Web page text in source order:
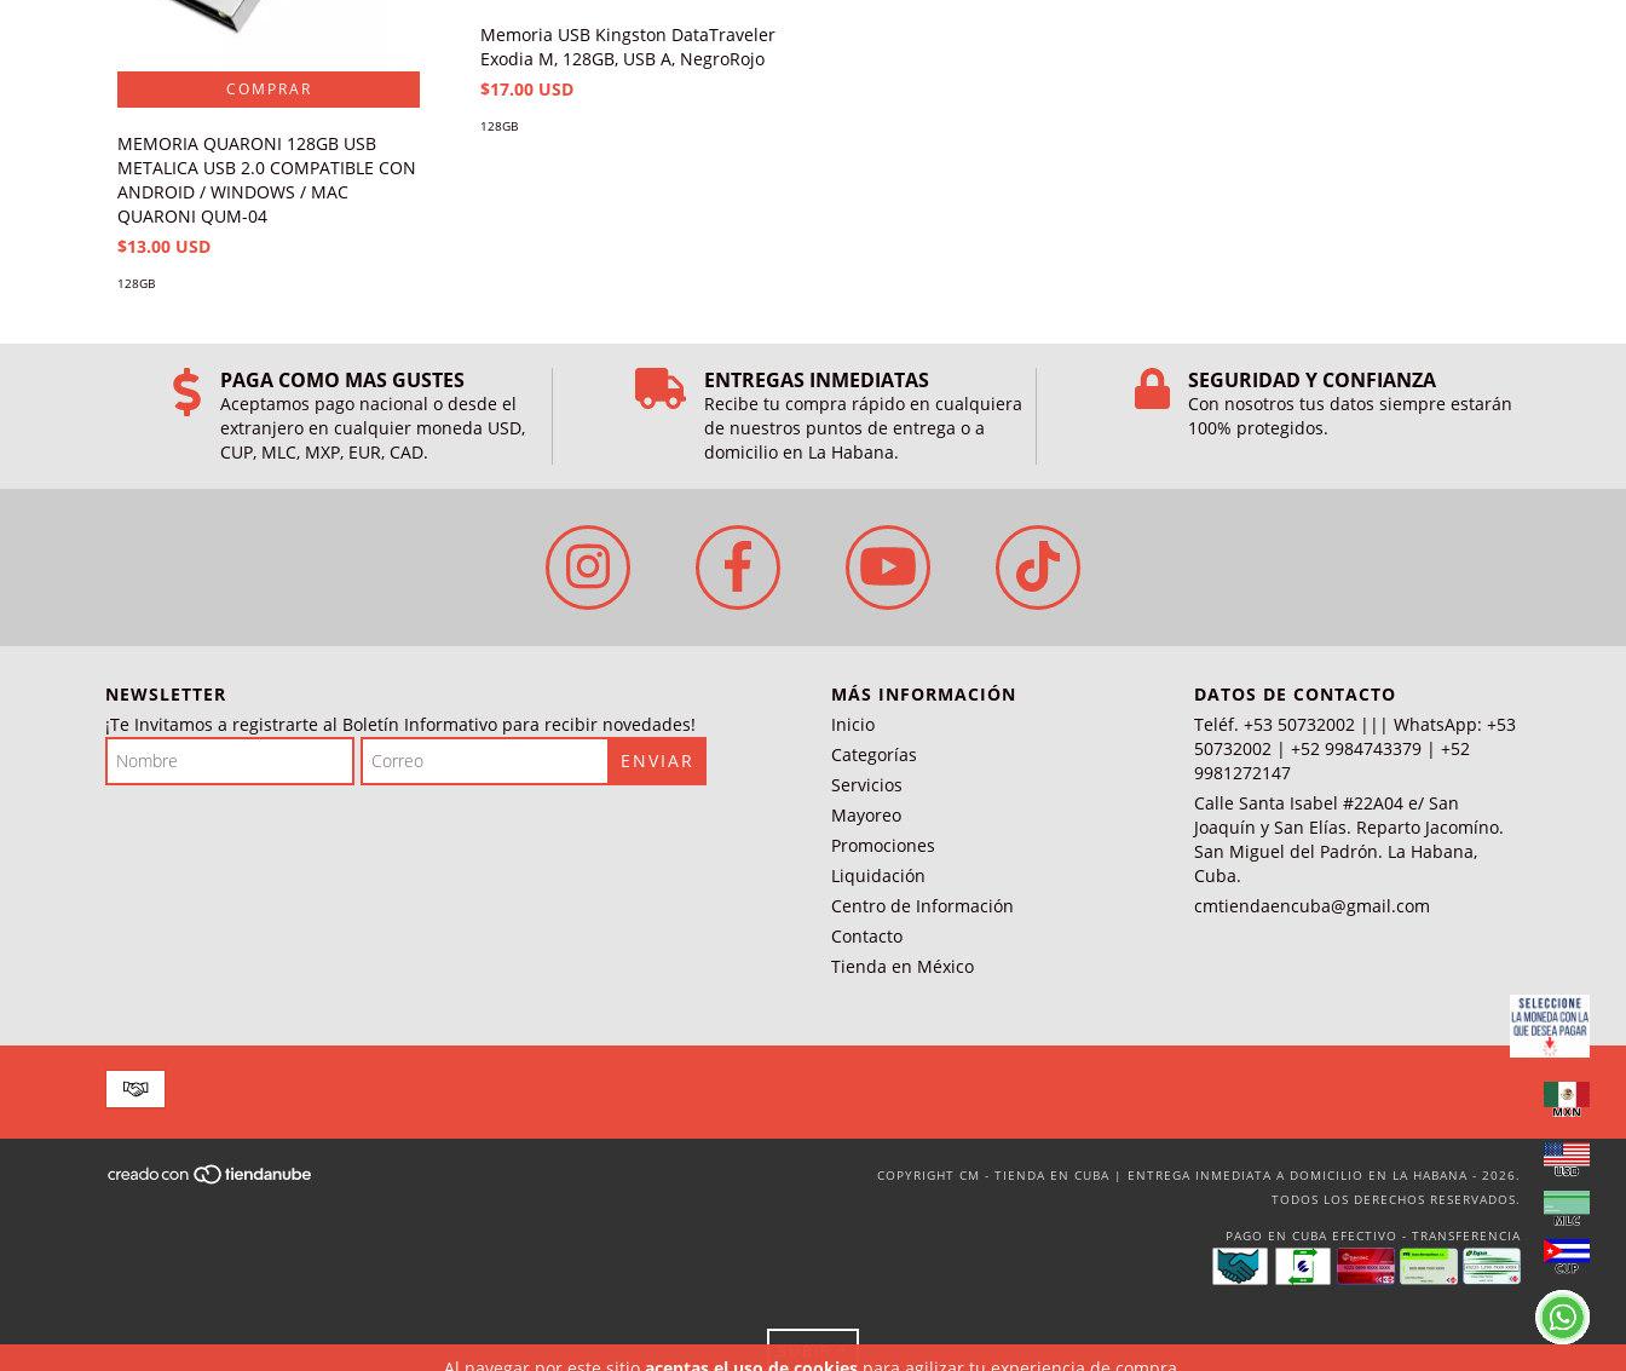
MEMORIA QUARONI 128GB USB
METALICA USB 2.0 COMPATIBLE CON
ANDROID / WINDOWS / MAC
QUARONI QUM-04
$13.00 USD
128GB
Memoria USB Kingston DataTraveler
Exodia M, 128GB, USB A, NegroRojo
$17.00 USD
128GB
PAGA COMO MAS GUSTES
Aceptamos pago nacional o desde el
extranjero en cualquier moneda USD,
CUP, MLC, MXP, EUR, CAD.
ENTREGAS INMEDIATAS
Recibe tu compra rápido en cualquiera
de nuestros puntos de entrega o a
domicilio en La Habana.
SEGURIDAD Y CONFIANZA
Con nosotros tus datos siempre estarán
100% protegidos.
NEWSLETTER
¡Te Invitamos a registrarte al Boletín Informativo para recibir novedades!
MÁS INFORMACIÓN
Inicio
Categorías
Servicios
Mayoreo
Promociones
Liquidación
Centro de Información
Contacto
Tienda en México
DATOS DE CONTACTO
Teléf. +53 50732002 ||| WhatsApp: +53
50732002 | +52 9984743379 | +52
9981272147
Calle Santa Isabel #22A04 e/ San
Joaquín y San Elías. Reparto Jacomíno.
San Miguel del Padrón. La Habana,
Cuba.
cmtiendaencuba@gmail.com
COPYRIGHT CM - TIENDA EN CUBA | ENTREGA INMEDIATA A DOMICILIO EN LA HABANA - 2026.
TODOS LOS DERECHOS RESERVADOS.
PAGO EN CUBA EFECTIVO - TRANSFERENCIA
SUBIR ^